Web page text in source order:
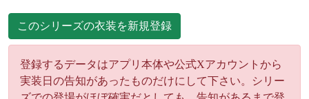
このシリーズの衣装を新規登録
登録するデータはアプリ本体や公式Xアカウントから
実装日の告知があったものだけにして下さい。シリー